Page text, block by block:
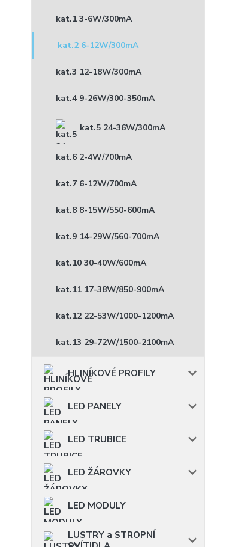
kat.1 3-6W/300mA
kat.2 6-12W/300mA
kat.3 12-18W/300mA
kat.4 9-26W/300-350mA
kat.5 24-36W/300mA
kat.6 2-4W/700mA
kat.7 6-12W/700mA
kat.8 8-15W/550-600mA
kat.9 14-29W/560-700mA
kat.10 30-40W/600mA
kat.11 17-38W/850-900mA
kat.12 22-53W/1000-1200mA
kat.13 29-72W/1500-2100mA
HLINÍKOVÉ PROFILY
LED PANELY
LED TRUBICE
LED ŽÁROVKY
LED MODULY
LUSTRY a STROPNÍ